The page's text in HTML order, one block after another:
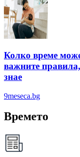
Колко време
важните
знае
9meseca.bg
Времето